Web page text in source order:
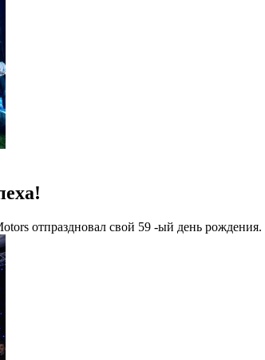
отпраздновал свой 59 -ый день рождения.